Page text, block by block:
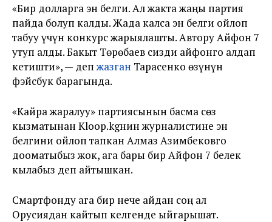
«Бир долларга эн белги. Ал жакта жаңы партия
пайда болуп калды. Жада калса эн белги ойлоп
табуу үчүн конкурс жарыялашты. Автору Айфон 7
утуп алды. Бакыт Төрөбаев сизди айфонго алдап
кетишти», — депжазган Тарасенко өзүнүн
фэйсбук барагында.
«Кайра жаралуу» партиясынын басма сөз
кызматынан Kloop.kgнин журналистине эн
белгини ойлоп тапкан Алмаз Азимбековго
дооматыбыз жок, ага бары бир Айфон 7 белек
кылабыз деп айтышкан.
Смартфонду ага бир нече айдан соң ал
Орусиядан кайтып келгенде ыйгарышат.